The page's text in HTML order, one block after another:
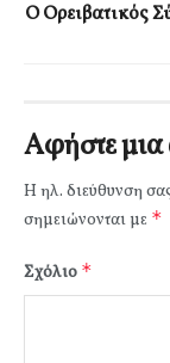
Ο Ορειβατικός
Αφήστε
Η ηλ. διεύθυνση
σημειώνονται με *
Σχόλιο *